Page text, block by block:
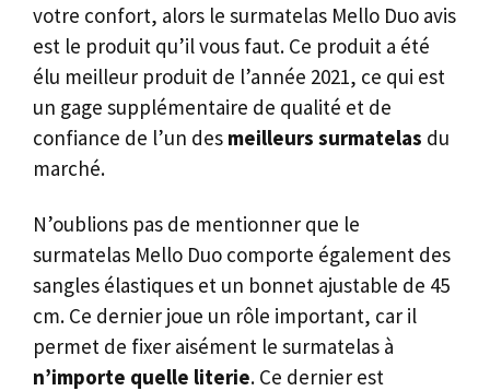
votre confort, alors le surmatelas Mello Duo avis
est le produit qu’il vous faut. Ce produit a été
élu meilleur produit de l’année 2021, ce qui est
un gage supplémentaire de qualité et de
confiance de l’un des meilleurs surmatelas du
marché.
N’oublions pas de mentionner que le
surmatelas Mello Duo comporte également des
sangles élastiques et un bonnet ajustable de 45
cm. Ce dernier joue un rôle important, car il
permet de fixer aisément le surmatelas à
n’importe quelle literie. Ce dernier est